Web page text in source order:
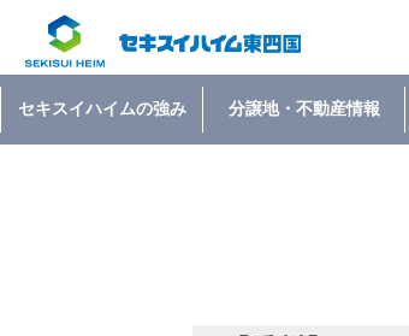
セキスイハイムの強み 分譲地・不動産情報